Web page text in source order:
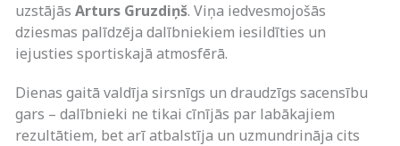
uzstājās Arturs Gruzdiņš. Viņa iedvesmojošās
dziesmas palīdzēja dalībniekiem iesildīties un
iejusties sportiskajā atmosfērā.
Dienas gaitā valdīja sirsnīgs un draudzīgs sacensību
gars – dalībnieki ne tikai cīnījās par labākajiem
rezultātiem, bet arī atbalstīja un uzmundrināja cits